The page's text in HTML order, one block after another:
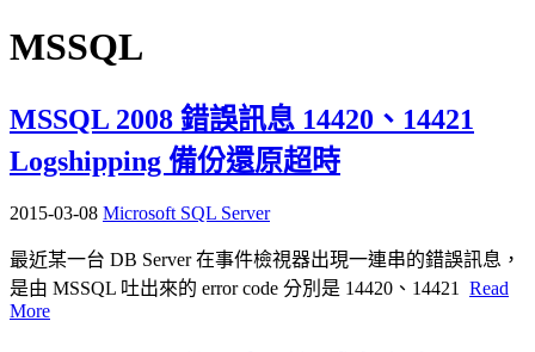
MSSQL
MSSQL 2008 錯誤訊息 14420、14421
Logshipping 備份還原超時
2015-03-08 Microsoft SQL Server
最近某一台 DB Server 在事件檢視器出現一連串的錯誤訊息，
是由 MSSQL 吐出來的 error code 分別是 14420、14421 Read
More